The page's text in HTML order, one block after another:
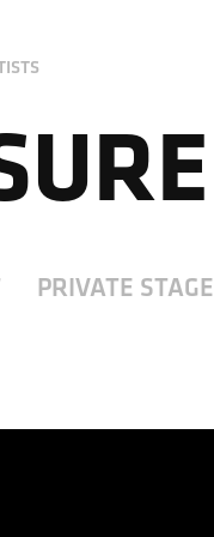
PRIVATE STAGE